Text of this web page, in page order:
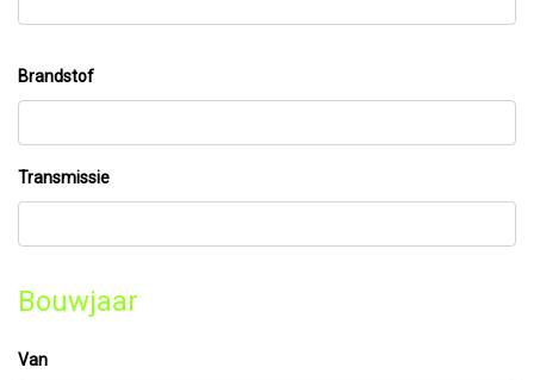
Brandstof
Transmissie
Bouwjaar
Van